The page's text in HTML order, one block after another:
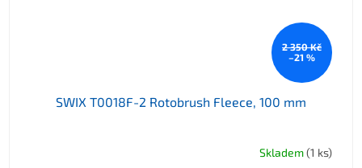
2 350 Kč
–21 %
SWIX T0018F-2 Rotobrush Fleece, 100 mm
Skladem(1 ks)